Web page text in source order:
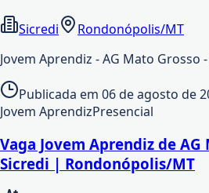
Sicredi
Rondonópolis/MT
Jovem Aprendiz - AG Mato Grosso
Publicada em 06 de agosto de
Jovem AprendizPresencial
Vaga Jovem Aprendiz de
Sicredi | Rondonópolis/MT